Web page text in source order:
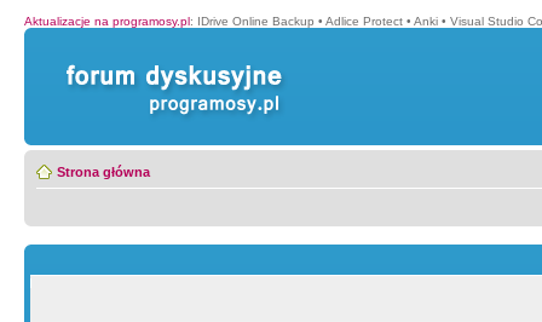
Aktualizacje na programosy.pl: IDrive Online Backup • Adlice Protect • Anki • Visual Studio
Strona główna